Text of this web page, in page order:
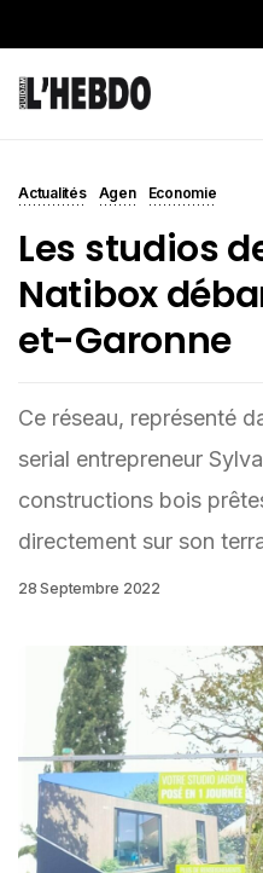
Actualités Agen Economie
Les studios
Natibox
et-Garonne
Ce réseau, représenté
serial entrepreneur
constructions bois
directement sur son
28 Septembre 2022